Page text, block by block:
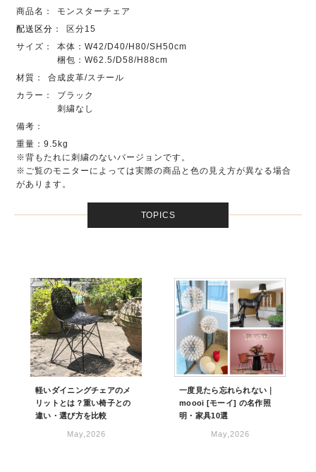
商品名：
モンスターチェア
配送区分 ：
区分15
サイズ：
本体：W42/D40/H80/SH50cm
梱包：W62.5/D58/H88cm
材質：
合成皮革/スチール
カラー：
ブラック
刺繍なし
備考：
重量：9.5kg
※背もたれに刺繍のないバージョンです。
※ご覧のモニターによっては実際の商品と色の見え方が異なる場合
があります。
TOPICS
軽いダイニングチェアのメ
リットとは？重い椅子との
違い・選び方を比較
May,2026
一度見たら忘れられない｜
moooi [モーイ] の名作照
明・家具10選
May,2026